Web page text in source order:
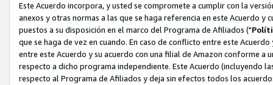
Este Acuerdo incorpora, y usted se compromete a cumplir con la
anexos y otras normas a las que se haga referencia en este Acuerdo
puestos a su disposición en el marco del Programa de Afiliados ("
que se haga de vez en cuando. En caso de conflicto entre este
entre este Acuerdo y su acuerdo con una filial de Amazon conforme
respecto a dicho programa independiente. Este Acuerdo (incluyendo
respecto al Programa de Afiliados y deja sin efectos todos los